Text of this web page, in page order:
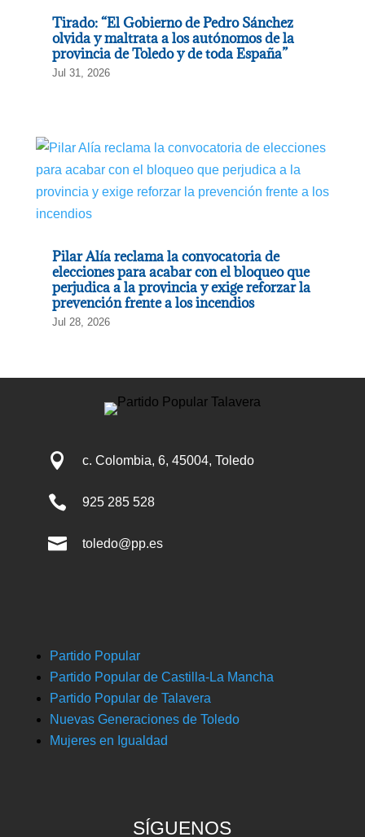
Tirado: “El Gobierno de Pedro Sánchez
olvida y maltrata a los autónomos de la
provincia de Toledo y de toda España”
Jul 31, 2026
Pilar Alía reclama la convocatoria de
elecciones para acabar con el bloqueo que
perjudica a la provincia y exige reforzar la
prevención frente a los incendios
Jul 28, 2026
 c. Colombia, 6, 45004, Toledo
 925 285 528
 toledo@pp.es
Partido Popular
Partido Popular de Castilla-La Mancha
Partido Popular de Talavera
Nuevas Generaciones de Toledo
Mujeres en Igualdad
SÍGUENOS